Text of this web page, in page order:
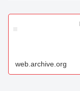
web.archive.org